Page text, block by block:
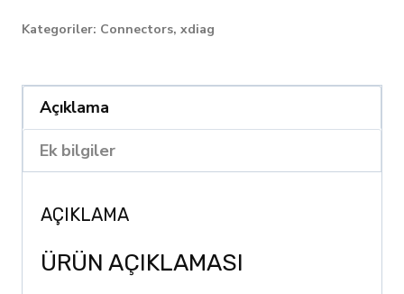
VII
OBD2
Scanner
Supports
FD
Doip
Protocols
Kategoriler: Connectors, xdiag
Açıklama
Ek bilgiler
AÇIKLAMA
ÜRÜN AÇIKLAMASI